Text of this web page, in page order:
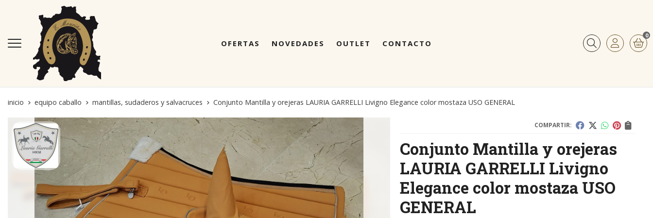
OFERTAS NOVEDADES OUTLET CONTACTO Buscar
0
inicio equipo caballo mantillas, sudaderos y salvacruces Conjunto Mantilla y orejeras LAURIA GARRELLI Livigno Elegance color mostaza USO GENERAL
COMPARTIR:
Conjunto Mantilla y orejeras
LAURIA GARRELLI Livigno
Elegance color mostaza USO
GENERAL